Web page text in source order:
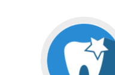
Gehe
zu
Verein